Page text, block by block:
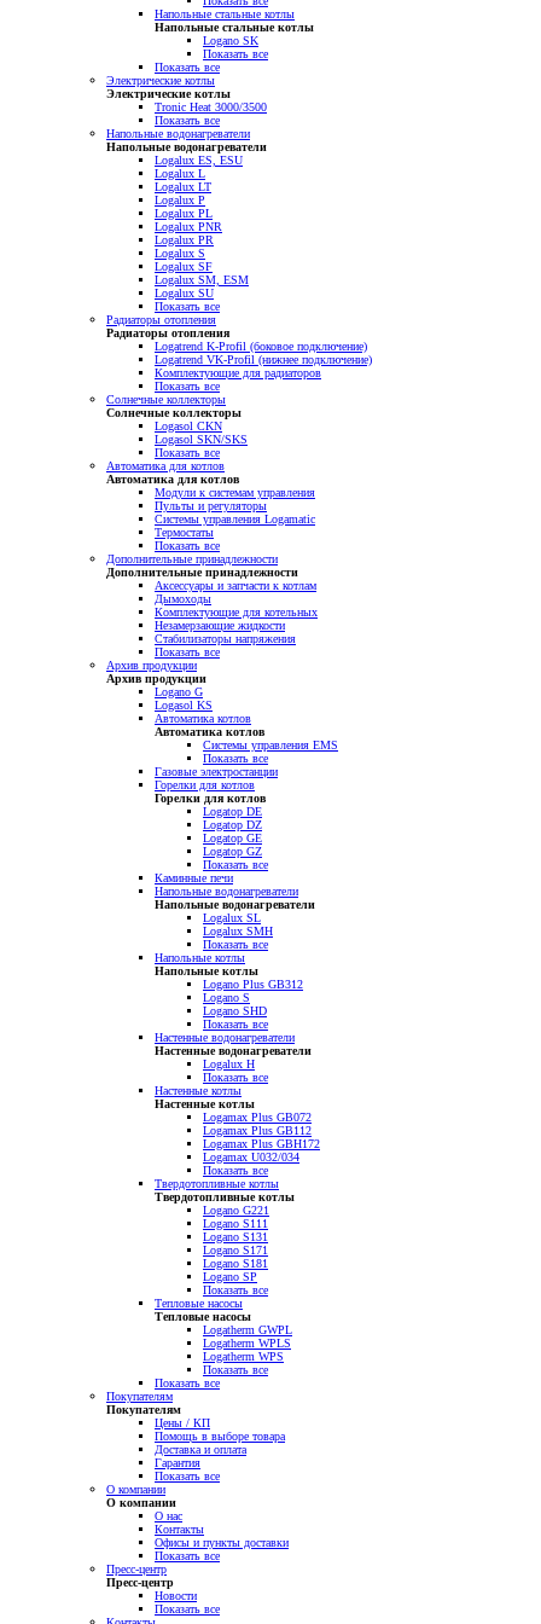
Напольные стальные котлы
Напольные стальные котлы
Logano SK
Показать все
Показать все
Электрические котлы
Электрические котлы
Tronic Heat 3000/3500
Показать все
Напольные водонагреватели
Напольные водонагреватели
Logalux ES, ESU
Logalux L
Logalux LT
Logalux P
Logalux PL
Logalux PNR
Logalux PR
Logalux S
Logalux SF
Logalux SM, ESM
Logalux SU
Показать все
Радиаторы отопления
Радиаторы отопления
Logatrend K-Profil (боковое подключение)
Logatrend VK-Profil (нижнее подключение)
Комплектующие для радиаторов
Показать все
Солнечные коллекторы
Солнечные коллекторы
Logasol CKN
Logasol SKN/SKS
Показать все
Автоматика для котлов
Автоматика для котлов
Модули к системам управления
Пульты и регуляторы
Системы управления Logamatic
Термостаты
Показать все
Дополнительные принадлежности
Дополнительные принадлежности
Аксессуары и запчасти к котлам
Дымоходы
Комплектующие для котельных
Незамерзающие жидкости
Стабилизаторы напряжения
Показать все
Архив продукции
Архив продукции
Logano G
Logasol KS
Автоматика котлов
Автоматика котлов
Системы управления EMS
Показать все
Газовые электростанции
Горелки для котлов
Горелки для котлов
Logatop DE
Logatop DZ
Logatop GE
Logatop GZ
Показать все
Каминные печи
Напольные водонагреватели
Напольные водонагреватели
Logalux SL
Logalux SMH
Показать все
Напольные котлы
Напольные котлы
Logano Plus GB312
Logano S
Logano SHD
Показать все
Настенные водонагреватели
Настенные водонагреватели
Logalux H
Показать все
Настенные котлы
Настенные котлы
Logamax Plus GB072
Logamax Plus GB112
Logamax Plus GBH172
Logamax U032/034
Показать все
Твердотопливные котлы
Твердотопливные котлы
Logano G221
Logano S111
Logano S131
Logano S171
Logano S181
Logano SP
Показать все
Тепловые насосы
Тепловые насосы
Logatherm GWPL
Logatherm WPLS
Logatherm WPS
Показать все
Показать все
Покупателям
Покупателям
Цены / КП
Помощь в выборе товара
Доставка и оплата
Гарантия
Показать все
О компании
О компании
О нас
Контакты
Офисы и пункты доставки
Показать все
Пресс-центр
Пресс-центр
Новости
Показать все